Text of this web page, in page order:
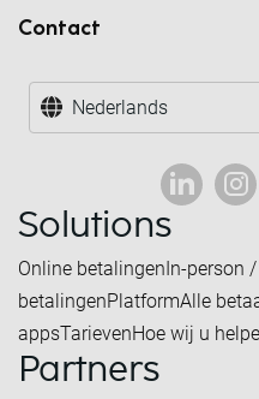
Contact
Nederlands
Solutions
Online betalingenIn-person
betalingenPlatformAlle
appsTarievenHoe wij u
Partners